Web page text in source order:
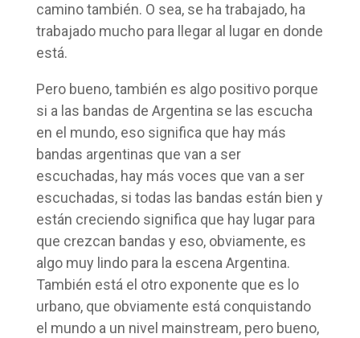
camino también. O sea, se ha trabajado, ha
trabajado mucho para llegar al lugar en donde
está.
Pero bueno, también es algo positivo porque
si a las bandas de Argentina se las escucha
en el mundo, eso significa que hay más
bandas argentinas que van a ser
escuchadas, hay más voces que van a ser
escuchadas, si todas las bandas están bien y
están creciendo significa que hay lugar para
que crezcan bandas y eso, obviamente, es
algo muy lindo para la escena Argentina.
También está el otro exponente que es lo
urbano, que obviamente está conquistando
el mundo a un nivel mainstream, pero bueno,